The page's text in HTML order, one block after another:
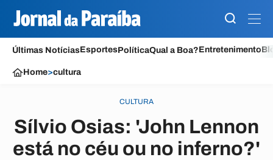
Últimas NotíciasEsportesPolíticaQual a Boa?Entretenimento
Home>cultura
CULTURA
Sílvio Osias: 'John Lennon
está no céu ou no inferno?'